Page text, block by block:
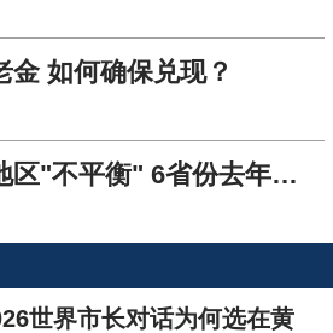
金 如何确保兑现？
养老金收支凸显地区"不平衡" 6省份去年收不抵支
世界市长对话为何选在黄